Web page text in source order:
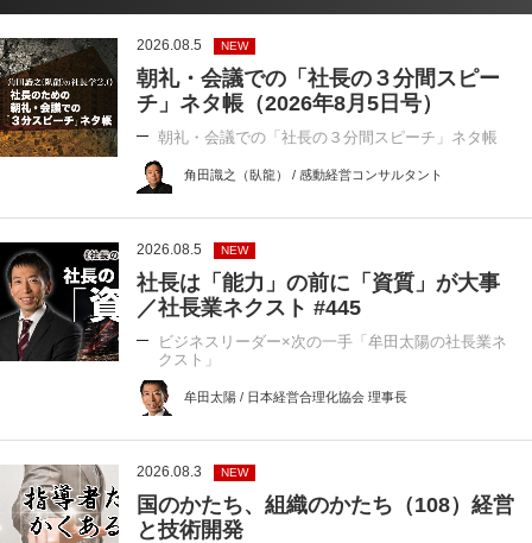
2026.08.5 NEW
朝礼・会議での「社長の３分間スピー
チ」ネタ帳（2026年8月5日号）
朝礼・会議での「社長の３分間スピーチ」ネタ帳
角田識之（臥龍） / 感動経営コンサルタント
2026.08.5 NEW
社長は「能力」の前に「資質」が大事
／社長業ネクスト #445
ビジネスリーダー×次の一手「牟田太陽の社長業ネ
クスト」
牟田太陽 / 日本経営合理化協会 理事長
2026.08.3 NEW
国のかたち、組織のかたち（108）経営
と技術開発